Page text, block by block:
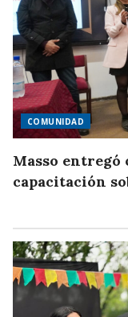
COMUNIDAD
Masso entregó
capacitación